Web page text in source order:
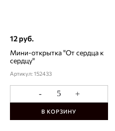
12 руб.
Мини-открытка "От сердца к
сердцу"
Артикул: 152433
- +
В КОРЗИНУ